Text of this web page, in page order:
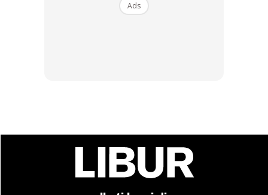
Anda mungkin berminat dengan
Ads